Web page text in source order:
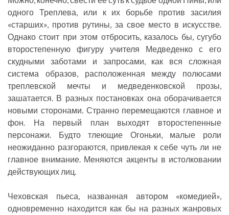
одного Треплева, или к их борьбе против засилия
«старших», против рутины, за свое место в искусстве.
Однако стоит при этом отбросить, казалось бы, сугубо
второстепенную фигуру учителя Медведенко с его
скудными заботами и запросами, как вся сложная
система образов, расположенная между полюсами
треплевской мечты и медведенковской прозы,
зашатается. В разных постановках она оборачивается
новыми сторонами. Странно перемещаются главное и
фон. На первый план выходят второстепенные
персонажи. Будто тлеющие Огоньки, малые роли
неожиданно разгораются, привлекая к себе чуть ли не
главное внимание. Меняются акценты в истолковании
действующих лиц.
Чеховская пьеса, названная автором «комедией»,
одновременно находится как бы на разных жанровых